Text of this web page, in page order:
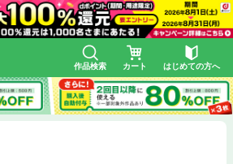
作品検索 カート はじめての方へ